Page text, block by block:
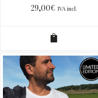
29,00€ IVA incl.